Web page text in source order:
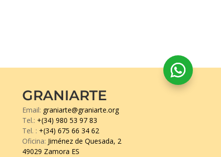
GRANIARTE
Email: graniarte@graniarte.org
Tel.: +(34) 980 53 97 83
Tel. : +(34) 675 66 34 62
Oficina: Jiménez de Quesada, 2
49029 Zamora ES